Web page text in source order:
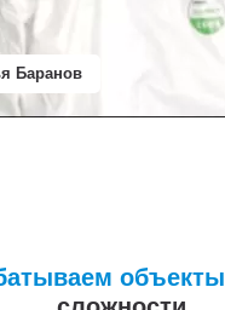
Баранов
объекты